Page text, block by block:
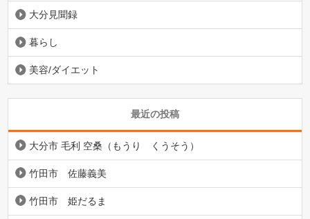
大分見聞録
暮らし
美容/ダイエット
最近の投稿
大分市 毛利 空桑（もうり くうそう）
竹田市 佐藤義美
竹田市 姫だるま